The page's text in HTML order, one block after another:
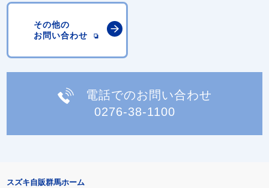
その他の
お問い合わせ
電話でのお問い合わせ
0276-38-1100
スズキ自販群馬ホーム